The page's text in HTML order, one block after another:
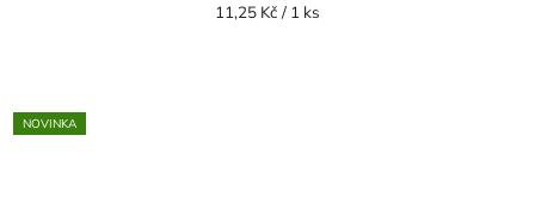
Měrná
11,25 Kč / 1 ks
NOVINKA